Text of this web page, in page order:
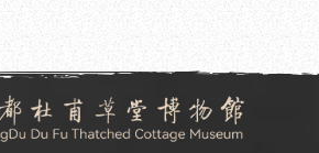
甫诞生1310 周年暑期系列讲座”首场活动成功举办